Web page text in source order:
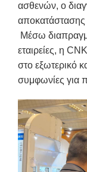
ασθενών, ο
αποκατάστασης
Μέσω
εταιρείες, η
στο εξωτερικό
συμφωνίες για